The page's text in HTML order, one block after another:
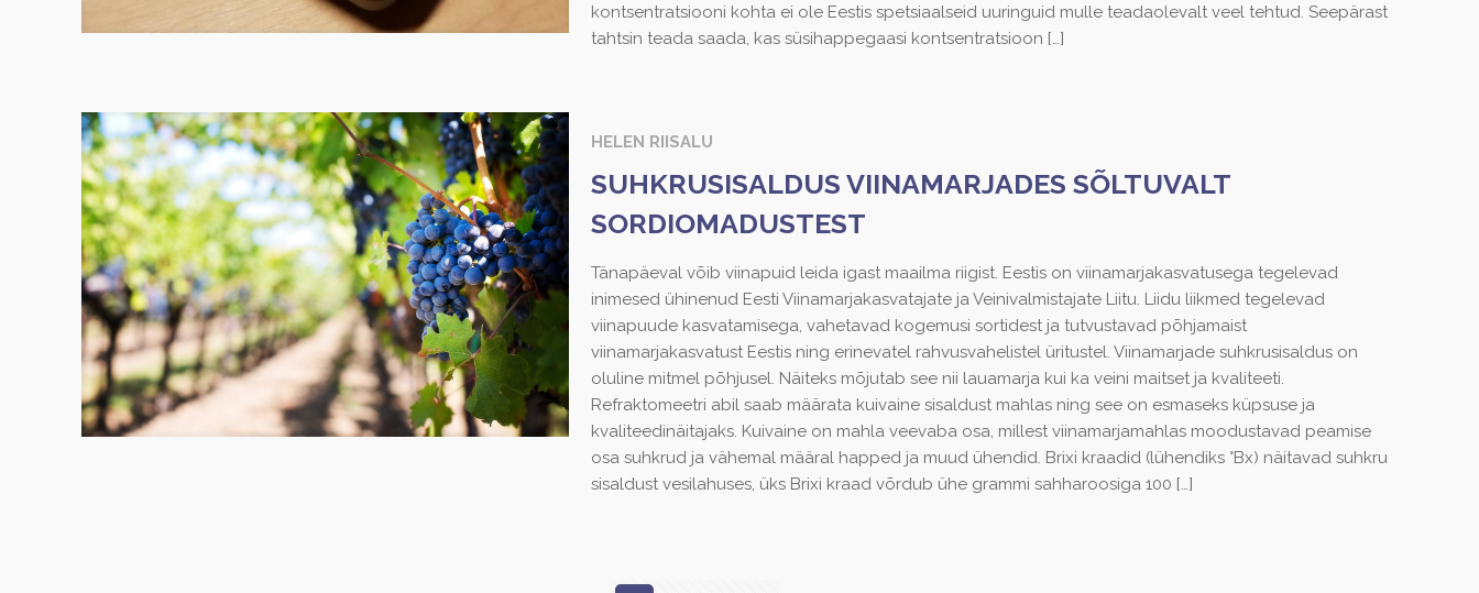
kontsentratsiooni kohta ei ole Eestis spetsiaalseid uuringuid mulle teadaolevalt veel tehtud. Seepärast
tahtsin teada saada, kas süsihappegaasi kontsentratsioon […]
HELEN RIISALU
SUHKRUSISALDUS VIINAMARJADES SÕLTUVALT
SORDIOMADUSTEST
Tänapäeval võib viinapuid leida igast maailma riigist. Eestis on viinamarjakasvatusega tegelevad
inimesed ühinenud Eesti Viinamarjakasvatajate ja Veinivalmistajate Liitu. Liidu liikmed tegelevad
viinapuude kasvatamisega, vahetavad kogemusi sortidest ja tutvustavad põhjamaist
viinamarjakasvatust Eestis ning erinevatel rahvusvahelistel üritustel. Viinamarjade suhkrusisaldus on
oluline mitmel põhjusel. Näiteks mõjutab see nii lauamarja kui ka veini maitset ja kvaliteeti.
Refraktomeetri abil saab määrata kuivaine sisaldust mahlas ning see on esmaseks küpsuse ja
kvaliteedinäitajaks. Kuivaine on mahla veevaba osa, millest viinamarjamahlas moodustavad peamise
osa suhkrud ja vähemal määral happed ja muud ühendid. Brixi kraadid (lühendiks °Bx) näitavad suhkru
sisaldust vesilahuses, üks Brixi kraad võrdub ühe grammi sahharoosiga 100 […]